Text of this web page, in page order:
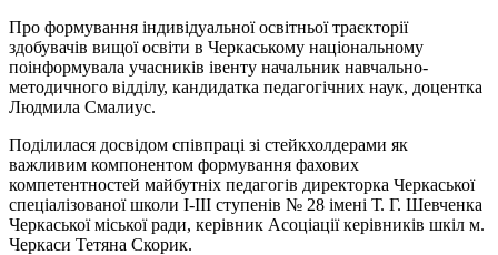
Про формування індивідуальної освітньої траєкторії
здобувачів вищої освіти в Черкаському національному
поінформувала учасників івенту начальник навчально-
методичного відділу, кандидатка педагогічних наук, доцентка
Людмила Смалиус.
Поділилася досвідом співпраці зі стейкхолдерами як
важливим компонентом формування фахових
компетентностей майбутніх педагогів директорка Черкаської
спеціалізованої школи І-ІІІ ступенів № 28 імені Т. Г. Шевченка
Черкаської міської ради, керівник Асоціації керівників шкіл м.
Черкаси Тетяна Скорик.